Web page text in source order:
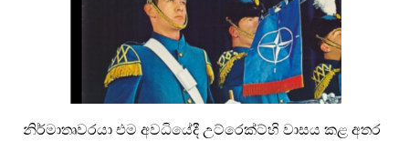
නිර්මාතෘවරයා එම අවධියේදී උට්රෙක්ට්හි වාසය කළ අතර